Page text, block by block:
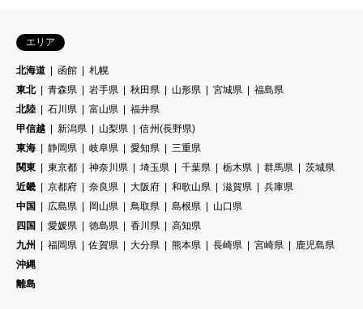
エリア
北海道 函館
札幌
東北
青森県 岩手県 秋田県 山形県 宮城県
福島県
北陸
石川県 富山県
福井県
甲信越
新潟県 山梨県
信州(長野県)
東海
静岡県 岐阜県 愛知県
三重県
関東
東京都 神奈川県 埼玉県 千葉県 栃木県 群馬県
茨城県
近畿
京都府 奈良県 大阪府 和歌山県 滋賀県
兵庫県
中国
広島県 岡山県 鳥取県 島根県
山口県
四国
愛媛県 徳島県 香川県
高知県
九州
福岡県 佐賀県 大分県 熊本県 長崎県 宮崎県
鹿児島県
沖縄
離島